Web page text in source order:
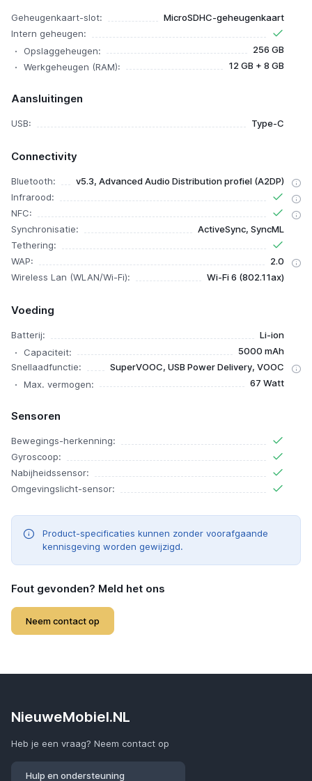
Geheugenkaart-slot:
MicroSDHC-geheugenkaart
Intern geheugen:
Opslaggeheugen:
256 GB
Werkgeheugen (RAM):
12 GB + 8 GB
Aansluitingen
USB: Type-C
Connectivity
Bluetooth:
v5.3, Advanced Audio Distribution profiel (A2DP)
Infrarood:
NFC:
Synchronisatie:
ActiveSync, SyncML
Tethering:
WAP:
2.0
Wireless Lan (WLAN/Wi-Fi):
Wi-Fi 6 (802.11ax)
Voeding
Batterij:
Li-ion
Capaciteit:
5000 mAh
Snellaadfunctie:
SuperVOOC, USB Power Delivery, VOOC
Max. vermogen:
67 Watt
Sensoren
Bewegings-herkenning:
Gyroscoop:
Nabijheidssensor:
Omgevingslicht-sensor:
Product-specificaties kunnen zonder voorafgaande
kennisgeving worden gewijzigd.
Fout gevonden? Meld het ons
Neem contact op
NieuweMobiel.NL
Heb je een vraag? Neem contact op
Hulp en ondersteuning